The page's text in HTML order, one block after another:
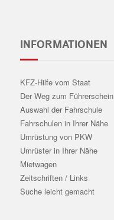
INFORMATIONEN
KFZ-Hilfe vom Staat
Der Weg zum Führerschein
Auswahl der Fahrschule
Fahrschulen in Ihrer Nähe
Umrüstung von PKW
Umrüster in Ihrer Nähe
Mietwagen
Zeitschriften / Links
Suche leicht gemacht